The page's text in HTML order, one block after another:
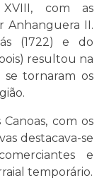
com as
Anhanguera II.
(1722) e do
resultou na
se tornaram os
com os
destacava-se
e
temporário.